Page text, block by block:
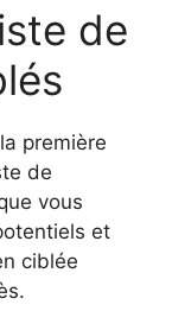
de
première
de
vous
et
ciblée